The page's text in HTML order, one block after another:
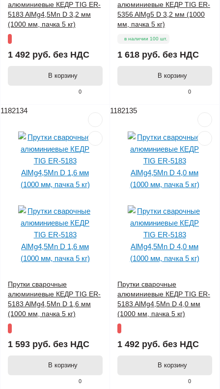
0
алюминиевые КЕДР TIG ER-
5183 AlMg4,5Mn D 3,2 мм
(1000 мм, пачка 5 кг)
1 492 руб. без НДС
В корзину
0
алюминиевые КЕДР TIG ER-
5356 AlMg5 D 3,2 мм (1000
мм, пачка 5 кг)
в наличии 100 шт.
1 618 руб. без НДС
В корзину
1182134
0
Прутки сварочные
алюминиевые КЕДР TIG ER-
5183 AlMg4,5Mn D 1,6 мм
(1000 мм, пачка 5 кг)
1 593 руб. без НДС
В корзину
1182135
0
Прутки сварочные
алюминиевые КЕДР TIG ER-
5183 AlMg4,5Mn D 4,0 мм
(1000 мм, пачка 5 кг)
1 492 руб. без НДС
В корзину